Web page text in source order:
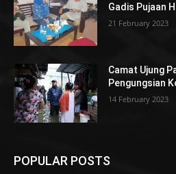
Gadis Pujaan
21 February 2023
Camat Ujung
Pengungsian
14 February 2023
POPULAR POSTS